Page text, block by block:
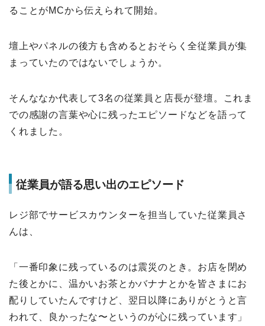
ることがMCから伝えられて開始。
壇上やパネルの後方も含めるとおそらく全従業員が集
まっていたのではないでしょうか。
そんななか代表して3名の従業員と店長が登壇。これま
での感謝の言葉や心に残ったエピソードなどを語って
くれました。
従業員が語る思い出のエピソード
レジ部でサービスカウンターを担当していた従業員さ
んは、
「一番印象に残っているのは震災のとき。お店を閉め
た後とかに、温かいお茶とかバナナとかを皆さまにお
配りしていたんですけど、翌日以降にありがとうと言
われて、良かったな〜というのが心に残っています」